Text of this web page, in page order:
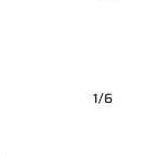
1/6